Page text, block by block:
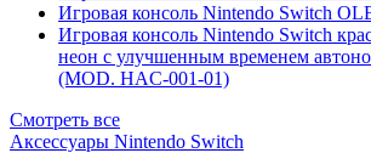
Игровая консоль Nintendo Switch
Игровая консоль Nintendo Switch
неон с улучшенным временем
(MOD. HAC-001-01)
Смотреть все
Аксессуары Nintendo Switch